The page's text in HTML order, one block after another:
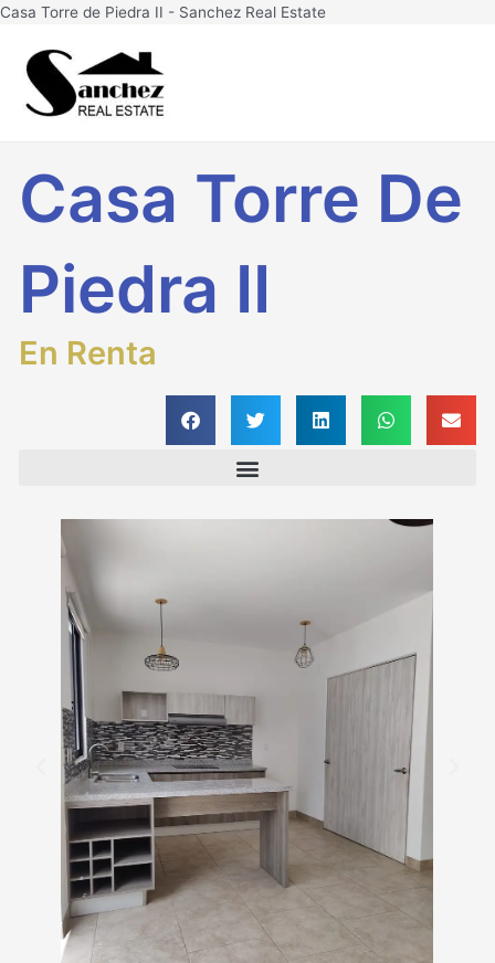
Casa Torre de Piedra II - Sanchez Real EstateIr
Casa Torre De
Piedra II
En Renta